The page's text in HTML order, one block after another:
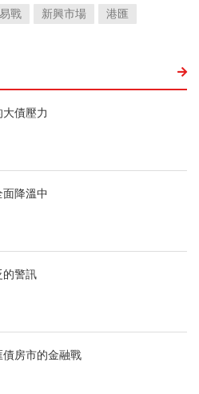
戰 新興市場 港匯
債壓力
降溫中
的警訊
房市的金融戰